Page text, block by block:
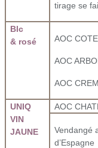
tirage se
Blc
& rosé
AOC
AOC
AOC
UNIQ
VIN
JAUNE
AOC
Vendangé